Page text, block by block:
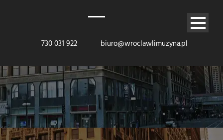
730 031 922 biuro@wroclawlimuzyna.pl